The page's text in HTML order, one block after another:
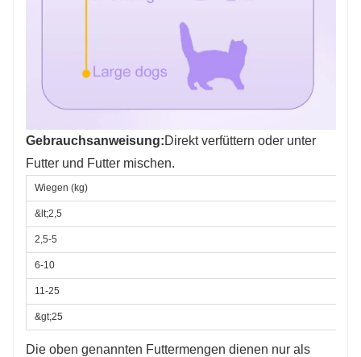
Gebrauchsanweisung:Direkt verfüttern oder unter
Futter und Futter mischen.
Wiegen (kg)
&lt;2,5
2,5-5
6-10
11-25
&gt;25
Die oben genannten Futtermengen dienen nur als